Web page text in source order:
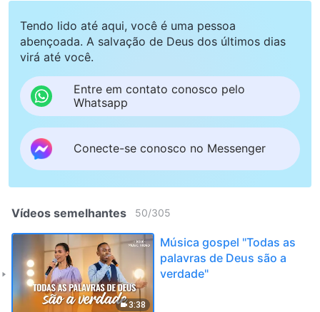
Tendo lido até aqui, você é uma pessoa
abençoada. A salvação de Deus dos últimos dias
virá até você.
Entre em contato conosco pelo
Whatsapp
Conecte-se conosco no Messenger
Vídeos semelhantes 50/305
3:38
Música gospel "Todas as
palavras de Deus são a
verdade"